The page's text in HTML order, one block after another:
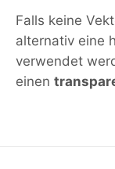
Falls keine
alternativ eine
verwendet
einen